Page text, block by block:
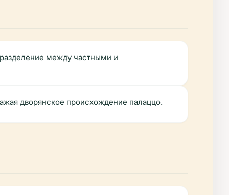
между частными и
дворянское происхождение палаццо.